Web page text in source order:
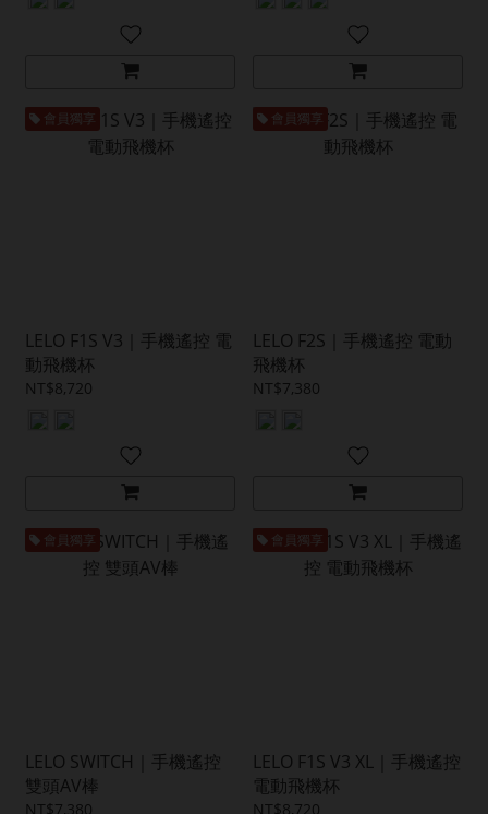
會員獨享
LELO F1S V3｜手機遙控 電
動飛機杯
NT$8,720
會員獨享
LELO F2S｜手機遙控 電動
飛機杯
NT$7,380
會員獨享
LELO SWITCH｜手機遙控
雙頭AV棒
NT$7,380
會員獨享
LELO F1S V3 XL｜手機遙控
電動飛機杯
NT$8,720